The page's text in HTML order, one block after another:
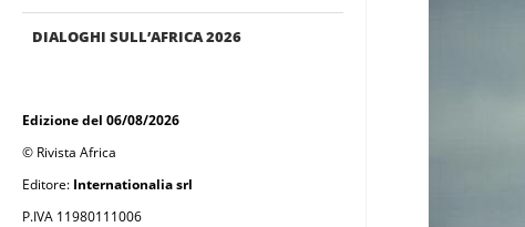
DIALOGHI SULL’AFRICA 2026
Edizione del 06/08/2026
© Rivista Africa
Editore: Internationalia srl
P.IVA 11980111006